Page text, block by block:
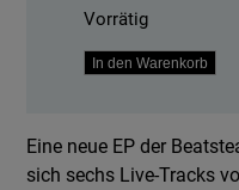
Vorrätig
Livezelle
Like
That
In den Warenkorb
Eine neue EP der
sich sechs Live-Tracks